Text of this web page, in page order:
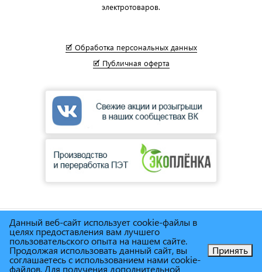
электротоваров.
🗹 Обработка персональных данных
🗹 Публичная оферта
© Сеть магазинов инструмента и техники"Торговый дом
Снабженец" 1995г. - 2025г.
Позвоните нам!
Данный веб-сайт использует cookie-файлы в
целях предоставления вам лучшего
пользовательского опыта на нашем сайте.
Продолжая использовать данный сайт, вы
соглашаетесь с использованием нами cookie-
файлов. Для получения дополнительной
Принять